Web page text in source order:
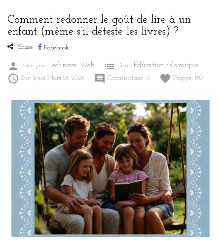
Comment redonner le goût de lire à un
enfant (même s’il déteste les livres) ?
Share Facebook
person Posté par: Technova Web list Dans: Éducation islamique
 Sur: Jeudi Mars 26 2026 comment Commentaire: 0 favorite Frappé: 180